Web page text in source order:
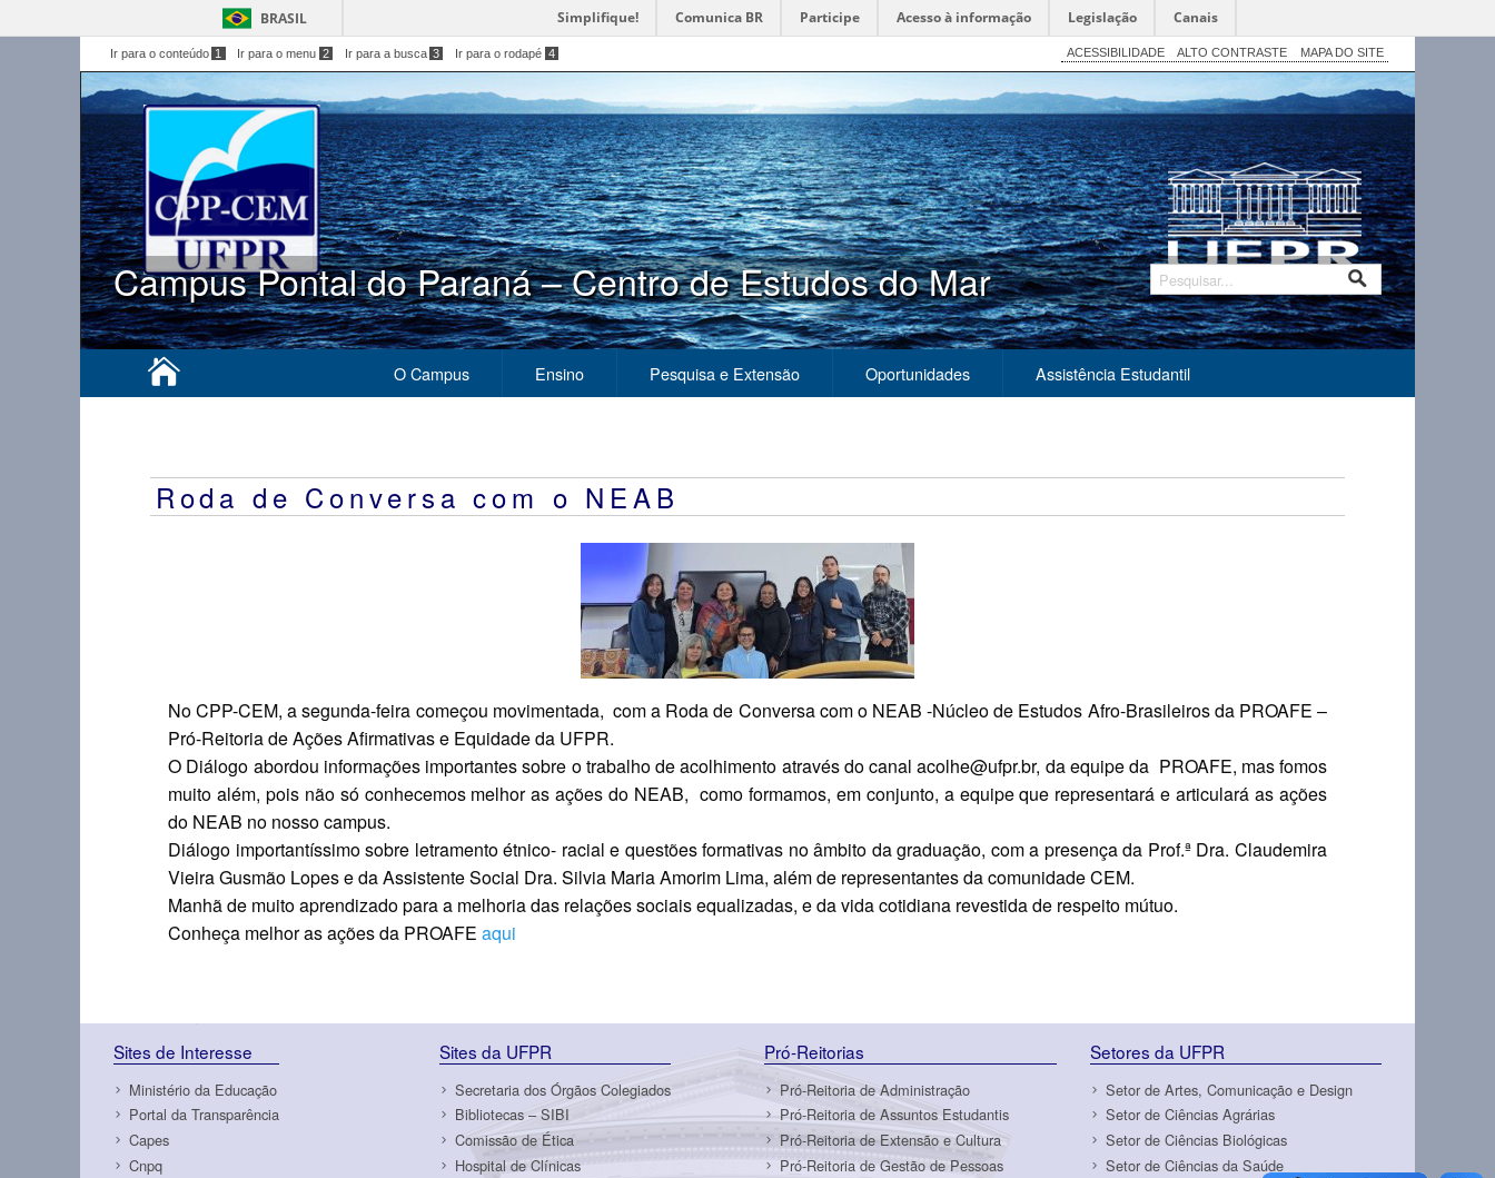
BRASIL Simplifique! Comunica BR Participe Acesso à informação Legislação Canais
Ir para o conteúdo 1 Ir para o menu 2 Ir para a busca 3 Ir para o rodapé 4 ACESSIBILIDADE ALTO CONTRASTE MAPA DO SITE
Campus Pontal do Paraná – Centro de Estudos do Mar
O Campus Ensino Pesquisa e Extensão Oportunidades Assistência Estudantil
Roda de Conversa com o NEAB
No CPP-CEM, a segunda-feira começou movimentada, com a Roda de Conversa com o NEAB -Núcleo de Estudos Afro-Brasileiros da PROAFE –
Pró-Reitoria de Ações Afirmativas e Equidade da UFPR.
O Diálogo abordou informações importantes sobre o trabalho de acolhimento através do canal acolhe@ufpr.br, da equipe da PROAFE, mas fomos
muito além, pois não só conhecemos melhor as ações do NEAB, como formamos, em conjunto, a equipe que representará e articulará as ações
do NEAB no nosso campus.
Diálogo importantíssimo sobre letramento étnico- racial e questões formativas no âmbito da graduação, com a presença da Prof.ª Dra. Claudemira
Vieira Gusmão Lopes e da Assistente Social Dra. Silvia Maria Amorim Lima, além de representantes da comunidade CEM.
Manhã de muito aprendizado para a melhoria das relações sociais equalizadas, e da vida cotidiana revestida de respeito mútuo.
Conheça melhor as ações da PROAFE aqui
Sites de Interesse
Ministério da Educação
Portal da Transparência
Capes
Cnpq
Sites da UFPR
Secretaria dos Órgãos Colegiados
Bibliotecas – SIBI
Comissão de Ética
Hospital de Clínicas
Pró-Reitorias
Pró-Reitoria de Administração
Pró-Reitoria de Assuntos Estudantis
Pró-Reitoria de Extensão e Cultura
Pró-Reitoria de Gestão de Pessoas
Setores da UFPR
Setor de Artes, Comunicação e Design
Setor de Ciências Agrárias
Setor de Ciências Biológicas
Setor de Ciências da Saúde